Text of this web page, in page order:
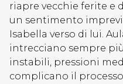
riapre vecchie ferite e
un sentimento
Isabella verso di lui.
intrecciano sempre
instabili, pressioni
complicano il